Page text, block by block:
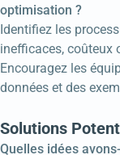
optimisation ?
Identifiez les
inefficaces, coûteux
Encouragez les
données et des
Solutions
Quelles idées